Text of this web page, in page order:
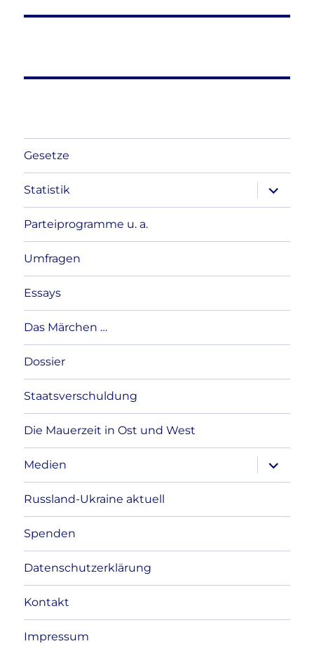
Gesetze
Statistik
anzeigen
Parteiprogramme u. a.
Umfragen
Essays
Das Märchen …
Dossier
Staatsverschuldung
Die Mauerzeit in Ost und West
Medien
anzeigen
Russland-Ukraine aktuell
Spenden
Datenschutzerklärung
Kontakt
Impressum